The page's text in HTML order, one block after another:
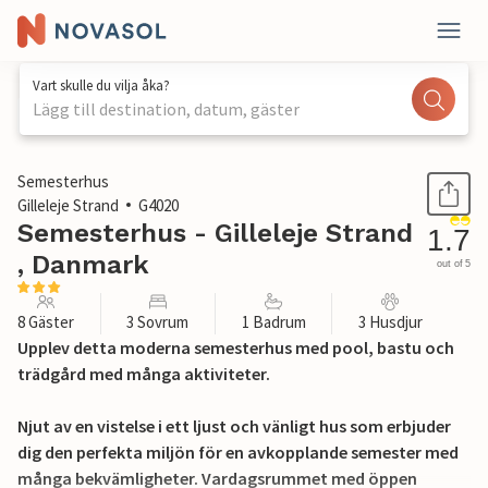
Vart skulle du vilja åka?
Lägg till destination, datum, gäster
1 / 26
Semesterhus
Gilleleje Strand
G4020
Semesterhus - Gilleleje Strand
, Danmark
1.7
out of 5
8 Gäster 3 Sovrum 1 Badrum 3 Husdjur
Upplev detta moderna semesterhus med pool, bastu och
trädgård med många aktiviteter.
Njut av en vistelse i ett ljust och vänligt hus som erbjuder
dig den perfekta miljön för en avkopplande semester med
många bekvämligheter. Vardagsrummet med öppen